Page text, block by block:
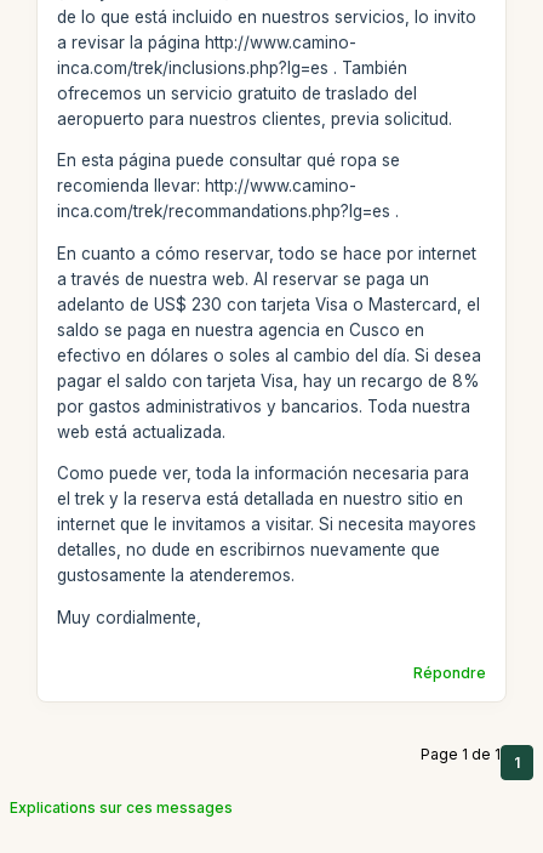
de lo que está incluido en nuestros servicios, lo invito
a revisar la página http://www.camino-
inca.com/trek/inclusions.php?lg=es . También
ofrecemos un servicio gratuito de traslado del
aeropuerto para nuestros clientes, previa solicitud.
En esta página puede consultar qué ropa se
recomienda llevar: http://www.camino-
inca.com/trek/recommandations.php?lg=es .
En cuanto a cómo reservar, todo se hace por internet
a través de nuestra web. Al reservar se paga un
adelanto de US$ 230 con tarjeta Visa o Mastercard, el
saldo se paga en nuestra agencia en Cusco en
efectivo en dólares o soles al cambio del día. Si desea
pagar el saldo con tarjeta Visa, hay un recargo de 8%
por gastos administrativos y bancarios. Toda nuestra
web está actualizada.
Como puede ver, toda la información necesaria para
el trek y la reserva está detallada en nuestro sitio en
internet que le invitamos a visitar. Si necesita mayores
detalles, no dude en escribirnos nuevamente que
gustosamente la atenderemos.
Muy cordialmente,
Répondre
Page 1 de 1 1
Explications sur ces messages